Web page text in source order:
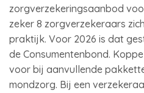
zorgverzekeringsaanbod
zeker 8 zorgverzekeraars
praktijk. Voor 2026 is dat
de Consumentenbond.
voor bij aanvullende
mondzorg. Bij een